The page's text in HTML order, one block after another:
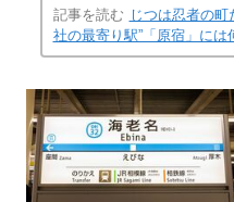
記事を読む じつは忍者の町
社の最寄り駅”「原宿」には